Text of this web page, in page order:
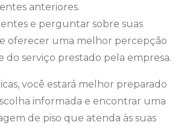
anteriores.
e perguntar sobre suas
oferecer uma melhor percepção
do serviço prestado pela empresa.
você estará melhor preparado
informada e encontrar uma
de piso que atenda às suas